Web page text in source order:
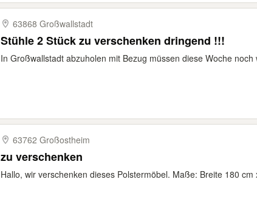
63868 Großwallstadt
Stühle 2 Stück zu verschenken dringend !!!
In Großwallstadt abzuholen mit Bezug müssen diese Woche
63762 Großostheim
zu verschenken
Hallo, wir verschenken dieses Polstermöbel. Maße: Breite 180